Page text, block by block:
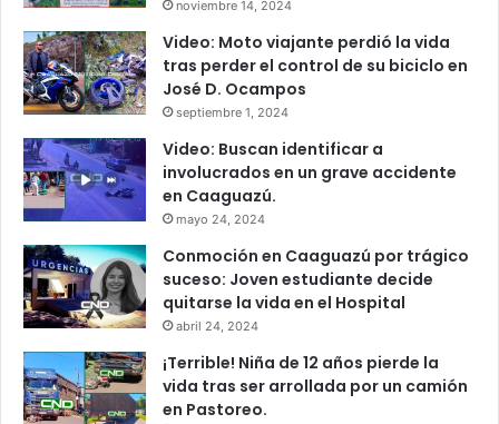
noviembre 14, 2024
Video: Moto viajante perdió la vida
tras perder el control de su biciclo en
José D. Ocampos
septiembre 1, 2024
Video: Buscan identificar a
involucrados en un grave accidente
en Caaguazú.
mayo 24, 2024
Conmoción en Caaguazú por trágico
suceso: Joven estudiante decide
quitarse la vida en el Hospital
abril 24, 2024
¡Terrible! Niña de 12 años pierde la
vida tras ser arrollada por un camión
en Pastoreo.